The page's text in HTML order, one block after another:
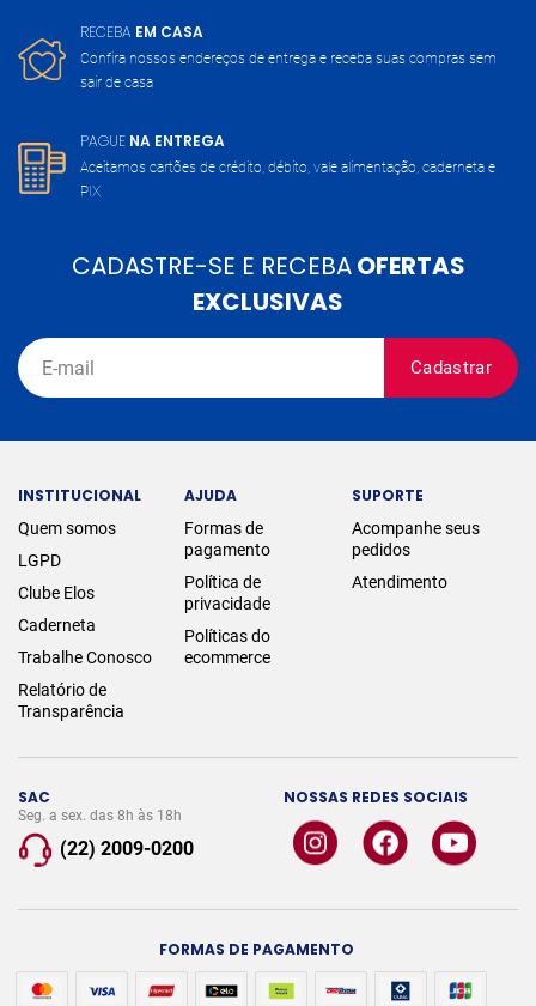
RECEBA EM CASA
Confira nossos endereços de entrega e receba suas compras sem
sair de casa
PAGUE NA ENTREGA
Aceitamos cartões de crédito, débito, vale alimentação, caderneta e
PIX
CADASTRE-SE E RECEBAOFERTAS
EXCLUSIVAS
Cadastrar
SAC
Seg. a sex. das 8h às 18h
(22) 2009-0200
NOSSAS REDES SOCIAIS
INSTITUCIONAL
Quem somos
LGPD
Clube Elos
Caderneta
Trabalhe Conosco
Relatório de
Transparência
AJUDA
Formas de
pagamento
Política de
privacidade
Políticas do
ecommerce
SUPORTE
Acompanhe seus
pedidos
Atendimento
FORMAS DE PAGAMENTO